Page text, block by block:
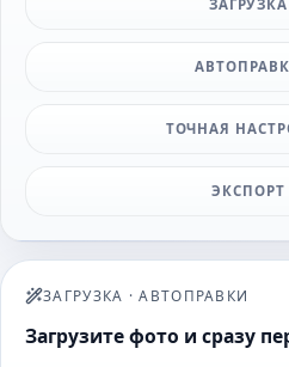
ЗАГРУЗКА
ТОЧНАЯ
ЭКСПОРТ
ЗАГРУЗКА ·АВТОПРАВКИ
Загрузите фото и сразу